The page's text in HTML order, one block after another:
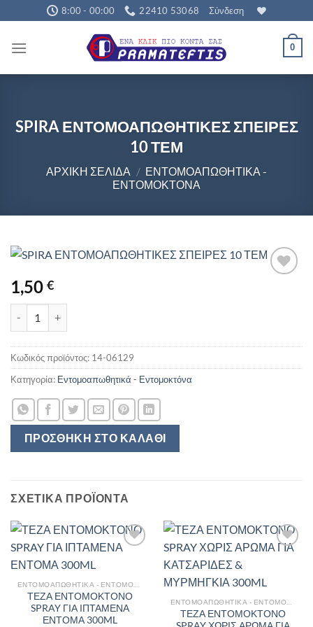
Μετάβαση
στο
περιεχόμενο
8:00 - 00:00 22410 53068 Σύνδεση
0
SPIRA ΕΝΤΟΜΟΑΠΩΘΗΤΙΚΕΣ ΣΠΕΙΡΕΣ
10 ΤΕΜ
ΑΡΧΙΚΉ ΣΕΛΊΔΑ / ΕΝΤΟΜΟΑΠΩΘΗΤΙΚΆ -
ΕΝΤΟΜΟΚΤΌΝΑ
1,50 €
ΠΡΟΣΘΉΚΗ ΣΤΟ ΚΑΛΆΘΙ
Κωδικός προϊόντος: 14-06129
Κατηγορία: Εντομοαπωθητικά - Εντομοκτόνα
ΣΧΕΤΙΚΆ ΠΡΟΪΌΝΤΑ
ΤΕΖΑ ΕΝΤΟΜΟΚΤΟΝΟ
SPRAY ΓΙΑ ΙΠΤΑΜΕΝΑ
ΕΝΤΟΜΑ 300ML
ΤΕΖΑ ΕΝΤΟΜΟΚΤΟΝΟ